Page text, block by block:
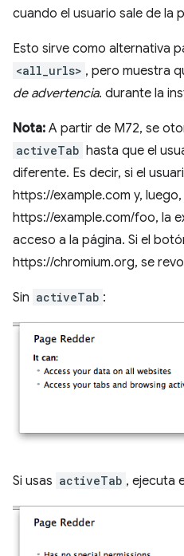
cuando el usuario sale de la
Esto sirve como alternativa
<all_urls> , pero muestra
de advertencia. durante la
Nota: A partir de M72, se
activeTab hasta que el
diferente. Es decir, si el
https://example.com y,
https://example.com/foo, la
acceso a la página. Si el
https://chromium.org, se
Sin activeTab :
Si usas activeTab , ejecuta